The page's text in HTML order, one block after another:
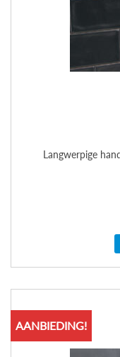
Langwerpige
AANBIEDING!